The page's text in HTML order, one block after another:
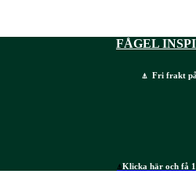
FÅGEL
⍋ Fri frakt på
⍋Klicka här och få